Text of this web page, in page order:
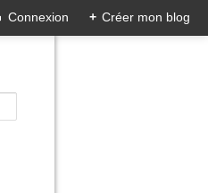
Connexion + Créer mon blog